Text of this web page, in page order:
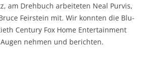
am Drehbuch arbeiteten Neal Purvis,
Feirstein mit. Wir konnten die Blu-
Century Fox Home Entertainment
nehmen und berichten.